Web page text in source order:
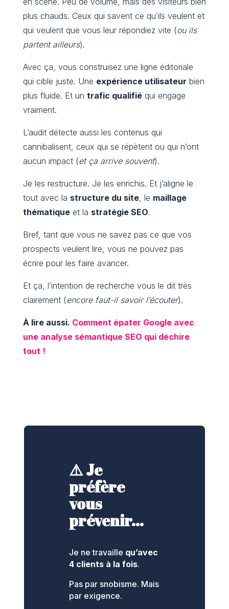
plus chauds. Ceux qui savent ce qu’ils veulent et
qui veulent que vous leur répondiez vite (ou ils
partent ailleurs).
Avec ça, vous construisez une ligne éditoriale
qui cible juste. Une expérience utilisateur bien
plus fluide. Et un trafic qualifiéqui engage
vraiment.
L’audit détecte aussi les contenus qui
cannibalisent, ceux qui se répètent ou qui n’ont
aucun impact (et ça arrive souvent).
Je les restructure. Je les enrichis. Et j’aligne le
tout avec la structure du site, le maillage
thématiqueet la stratégie SEO.
Bref, tant que vous ne savez pas ce que vos
prospects veulent lire, vous ne pouvez pas
écrire pour les faire avancer.
Et ça, l’intention de recherche vous le dit très
clairement (encore faut-il savoir l’écouter).
À lire aussi. Comment épater Google avec
une analyse sémantique SEO qui déchire
tout !
⚠️ Je
préfère
vous
prévenir…
Je ne travaille qu’avec
4 clients à la fois.
Pas par snobisme. Mais
par exigence.